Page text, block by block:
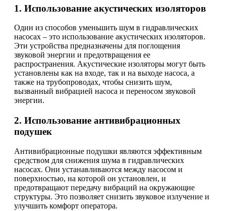
1. Использование акустических изоляторов
Один из способов уменьшить шум в гидравлических
насосах – это использование акустических изоляторов.
Эти устройства предназначены для поглощения
звуковой энергии и предотвращения ее
распространения. Акустические изоляторы могут быть
установлены как на входе, так и на выходе насоса, а
также на трубопроводах, чтобы снизить шум,
вызванный вибрацией насоса и переносом звуковой
энергии.
2. Использование антивибрационных
подушек
Антивибрационные подушки являются эффективным
средством для снижения шума в гидравлических
насосах. Они устанавливаются между насосом и
поверхностью, на которой он установлен, и
предотвращают передачу вибраций на окружающие
структуры. Это позволяет снизить звуковое излучение и
улучшить комфорт оператора.